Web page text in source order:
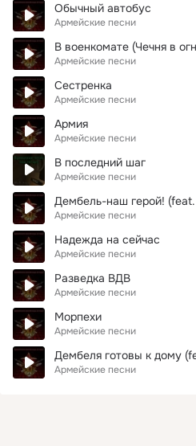
Обычный автобус
Армейские песни
В военкомате (Чечня в
Армейские песни
Сестренка
Армейские песни
Армия
Армейские песни
В последний шаг
Армейские песни
Дембель-наш герой!
Армейские песни
Надежда на сейчас
Армейские песни
Разведка ВДВ
Армейские песни
Морпехи
Армейские песни
Дембеля готовы к дому
Армейские песни